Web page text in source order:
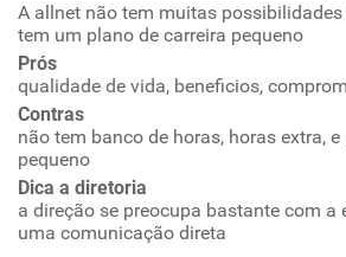
Oportunidade de promoção
Ambiente de trabalho
Conciliação com a vida familiar
Benefícios
A allnet não tem muitas possibilidades
tem um plano de carreira pequeno
Prós
qualidade de vida, beneficios,
Contras
não tem banco de horas, horas extra,
pequeno
Dica a diretoria
a direção se preocupa bastante com a
uma comunicação direta